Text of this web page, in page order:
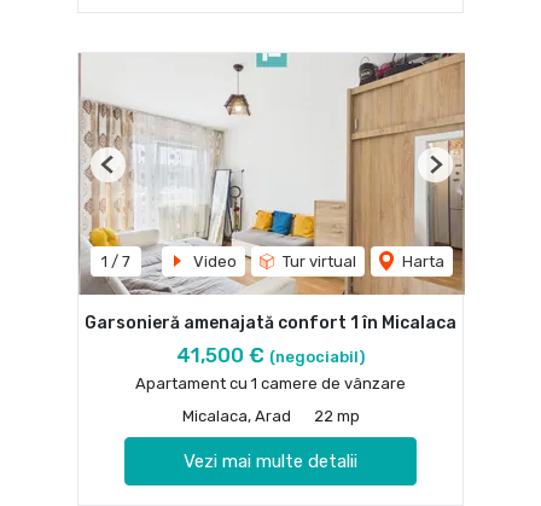
1 / 7 Video Tur virtual Harta
Previous Next
Garsonieră amenajată confort 1 în Micalaca
41,500 € (negociabil)
Apartament cu 1 camere de vânzare
Micalaca, Arad
22 mp
Vezi mai multe detalii